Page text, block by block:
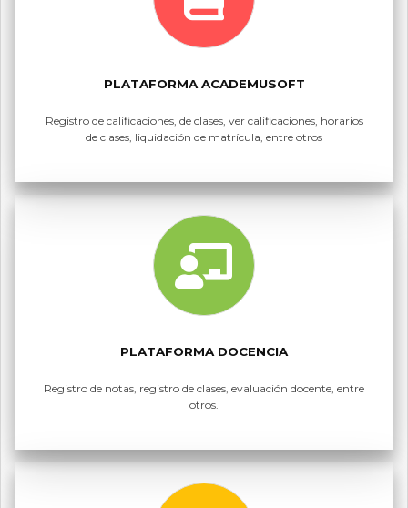
PLATAFORMA ACADEMUSOFT
Registro de calificaciones, de clases, ver calificaciones, horarios
de clases, liquidación de matrícula, entre otros
PLATAFORMA DOCENCIA
Registro de notas, registro de clases, evaluación docente, entre
otros.